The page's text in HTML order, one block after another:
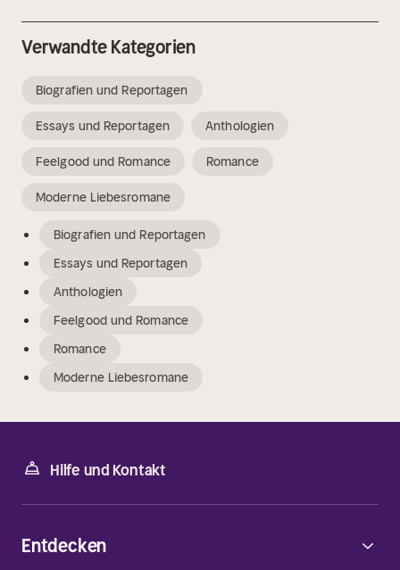
Verwandte Kategorien
Biografien und Reportagen
Essays und Reportagen Anthologien
Feelgood und Romance Romance
Moderne Liebesromane
Biografien und Reportagen
Essays und Reportagen
Anthologien
Feelgood und Romance
Romance
Moderne Liebesromane
Hilfe und Kontakt
Entdecken